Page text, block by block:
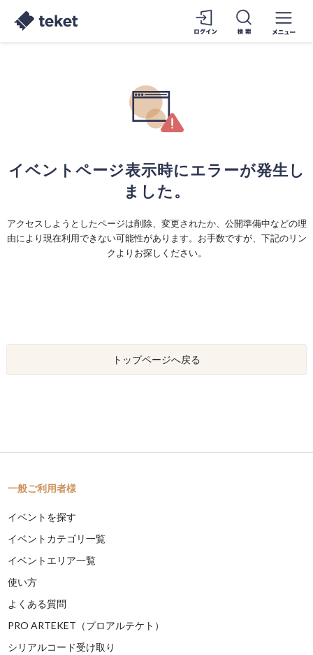
イベントページ表示時にエラーが発生し
ました。
アクセスしようとしたページは削除、変更されたか、公開準備中などの理
由により現在利用できない可能性があります。お手数ですが、下記のリン
クよりお探しください。
トップページへ戻る
一般ご利用者様
イベントを探す
イベントカテゴリ一覧
イベントエリア一覧
使い方
よくある質問
PRO ARTEKET（プロアルテケト）
シリアルコード受け取り